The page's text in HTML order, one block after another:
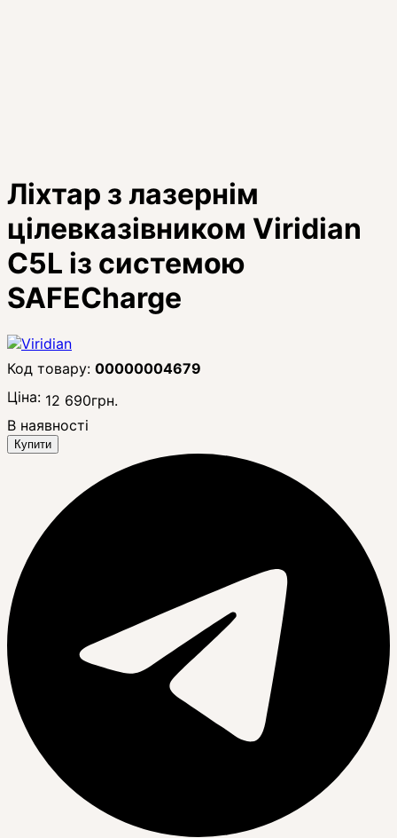
Ліхтар з лазернім
цілевказівником Viridian
C5L із системою
SAFECharge
00000004679
Ціна: 12 690грн.
В наявності
Купити